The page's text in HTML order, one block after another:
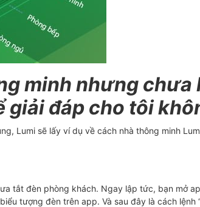
minh nhưng chưa
giải đáp cho tôi
Lumi sẽ lấy ví dụ về cách nhà thông minh
tắt đèn phòng khách. Ngay lập tức, bạn mở
tượng đèn trên app. Và sau đây là cách lệnh